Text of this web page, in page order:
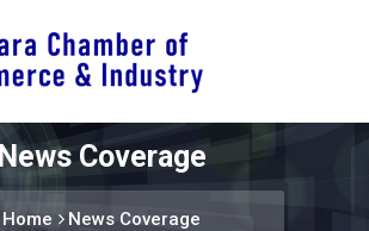
Coverage
Home News Coverage